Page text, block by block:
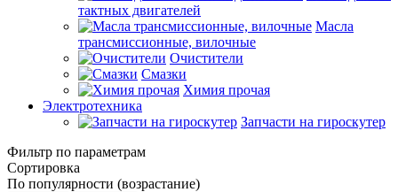
тактных двигателей
Масла
трансмиссионные, вилочные
Очистители
Смазки
Химия прочая
Электротехника
Запчасти на гироскутер
Фильтр по параметрам
Сортировка
По популярности (возрастание)